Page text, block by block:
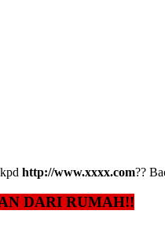
kpd http://www.xxxx.com??
DARI RUMAH!!